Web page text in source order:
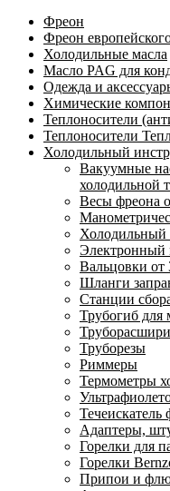
Фреон
Фреон
Холодильные масла
Масло PAG для
Одежда и
Химические
Теплоносители
Теплоносители
Холодильный
Вакуумные
холодильной
Весы фреона
Холодильный
Электронный
Вальцовки от
Шланги
Станции
Трубогиб для
Труборезы
Риммеры
Термометры
Течеискатель
Адаптеры,
Горелки для
Горелки
Припои и